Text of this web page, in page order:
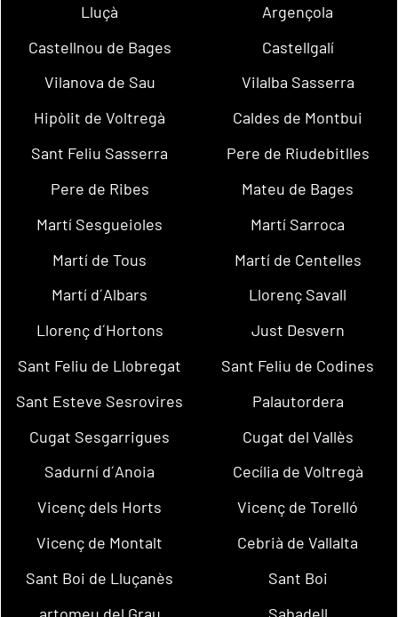
Lluçà
Argençola
Castellnou de Bages
Castellgalí
Vilanova de Sau
Vilalba Sasserra
Hipòlit de Voltregà
Caldes de Montbui
Sant Feliu Sasserra
Pere de Riudebitlles
Pere de Ribes
Mateu de Bages
Martí Sesgueioles
Martí Sarroca
Martí de Tous
Martí de Centelles
Martí d´Albars
Llorenç Savall
Llorenç d´Hortons
Just Desvern
Sant Feliu de Llobregat
Sant Feliu de Codines
Sant Esteve Sesrovires
Palautordera
Cugat Sesgarrigues
Cugat del Vallès
Sadurní d´Anoia
Cecília de Voltregà
Vicenç dels Horts
Vicenç de Torelló
Vicenç de Montalt
Cebrià de Vallalta
Sant Boi de Lluçanès
Sant Boi